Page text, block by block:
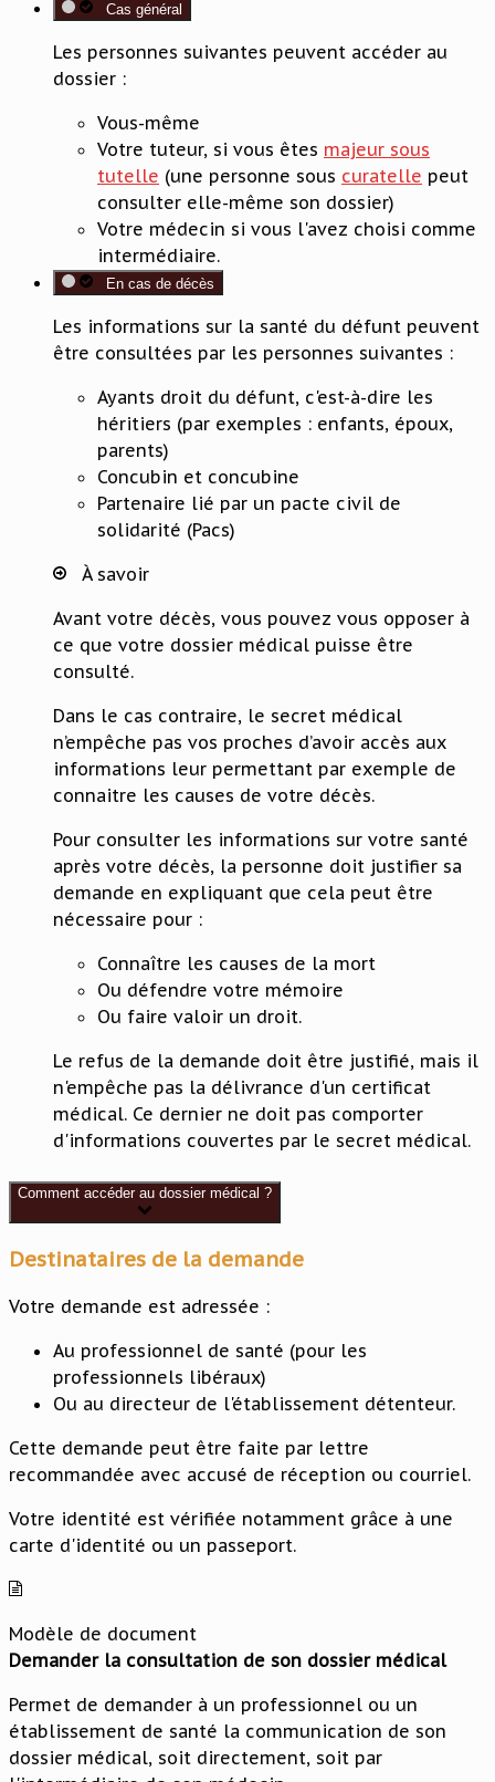
Cas général
Les personnes suivantes peuvent accéder au
dossier :
Vous-même
Votre tuteur, si vous êtes majeur sous
tutelle (une personne sous curatelle peut
consulter elle-même son dossier)
Votre médecin si vous l'avez choisi comme
intermédiaire.
En cas de décès
Les informations sur la santé du défunt peuvent
être consultées par les personnes suivantes :
Ayants droit du défunt, c'est-à-dire les
héritiers (par exemples : enfants, époux,
parents)
Concubin et concubine
Partenaire lié par un pacte civil de
solidarité (Pacs)
À savoir
Avant votre décès, vous pouvez vous opposer à
ce que votre dossier médical puisse être
consulté.
Dans le cas contraire, le secret médical
n’empêche pas vos proches d’avoir accès aux
informations leur permettant par exemple de
connaitre les causes de votre décès.
Pour consulter les informations sur votre santé
après votre décès, la personne doit justifier sa
demande en expliquant que cela peut être
nécessaire pour :
Connaître les causes de la mort
Ou défendre votre mémoire
Ou faire valoir un droit.
Le refus de la demande doit être justifié, mais il
n'empêche pas la délivrance d'un certificat
médical. Ce dernier ne doit pas comporter
d'informations couvertes par le secret médical.
Comment accéder au dossier médical ?
Destinataires de la demande
Votre demande est adressée :
Au professionnel de santé (pour les
professionnels libéraux)
Ou au directeur de l'établissement détenteur.
Cette demande peut être faite par lettre
recommandée avec accusé de réception ou courriel.
Votre identité est vérifiée notamment grâce à une
carte d'identité ou un passeport.
Modèle de document
Demander la consultation de son dossier médical
Permet de demander à un professionnel ou un
établissement de santé la communication de son
dossier médical, soit directement, soit par